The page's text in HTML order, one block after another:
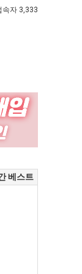
속자 3,333
베스트